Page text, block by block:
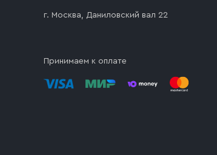
г. Москва, Даниловский вал 22
Принимаем к оплате